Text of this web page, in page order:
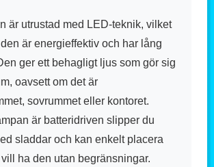
är utrustad med LED-teknik, vilket
är energieffektiv och har lång
ger ett behagligt ljus som gör sig
oavsett om det är
sovrummet eller kontoret.
är batteridriven slipper du
sladdar och kan enkelt placera
ha den utan begränsningar.